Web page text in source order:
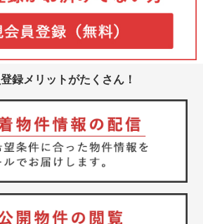
録メリットがたくさん！